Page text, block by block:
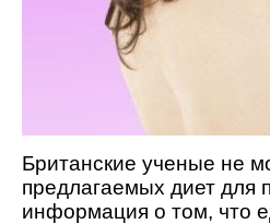
Британские ученые не
предлагаемых диет для
информация о том, что